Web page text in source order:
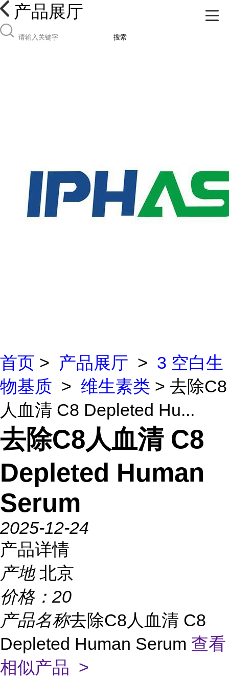
产品展厅
搜索
首页 > 产品展厅 > 3 空白生
物基质 > 维生素类 > 去除C8
人血清 C8 Depleted Hu...
去除C8人血清 C8
Depleted Human
Serum
2025-12-24
产品详情
产地 北京
价格： 20
产品名称去除C8人血清 C8
Depleted Human Serum 查看
相似产品 >